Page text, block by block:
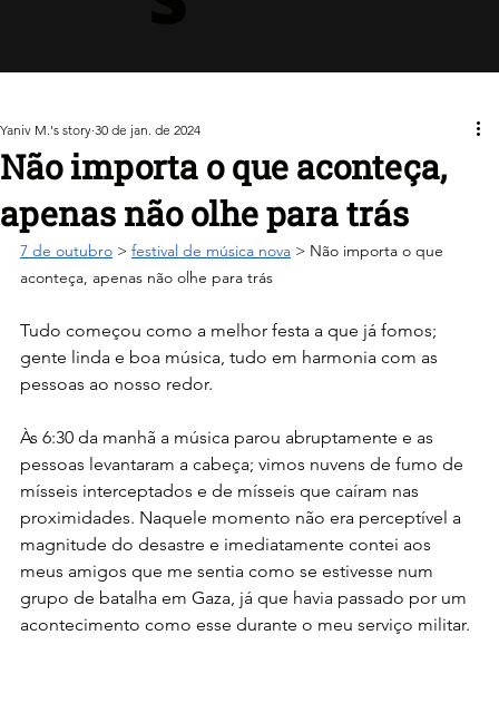
Não importa o que aconteça,
apenas não olhe para trás
Yaniv M.'s story 30 de jan. de 2024
7 de outubro > festival de música nova > Não importa o que
aconteça, apenas não olhe para trás
Tudo começou como a melhor festa a que já fomos;
gente linda e boa música, tudo em harmonia com as
pessoas ao nosso redor.
Às 6:30 da manhã a música parou abruptamente e as
pessoas levantaram a cabeça; vimos nuvens de fumo de
mísseis interceptados e de mísseis que caíram nas
proximidades. Naquele momento não era perceptível a
magnitude do desastre e imediatamente contei aos
meus amigos que me sentia como se estivesse num
grupo de batalha em Gaza, já que havia passado por um
acontecimento como esse durante o meu serviço militar.